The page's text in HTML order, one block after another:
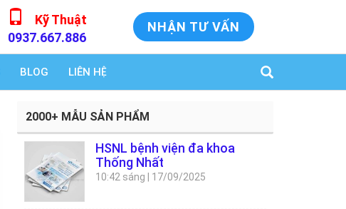
Kỹ Thuật
0937.667.886
NHẬN TƯ VẤN
BLOG LIÊN HỆ
2000+ MẪU SẢN PHẨM
HSNL bệnh viện đa khoa
Thống Nhất
10:42 sáng 17/09/2025